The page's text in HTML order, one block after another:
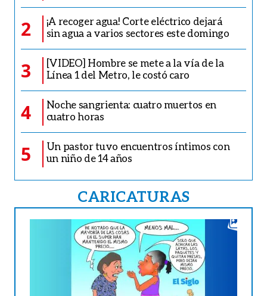
2
¡A recoger agua! Corte eléctrico dejará
sin agua a varios sectores este domingo
3
[VIDEO] Hombre se mete a la vía de la
Línea 1 del Metro, le costó caro
4
Noche sangrienta: cuatro muertos en
cuatro horas
5
Un pastor tuvo encuentros íntimos con
un niño de 14 años
CARICATURAS